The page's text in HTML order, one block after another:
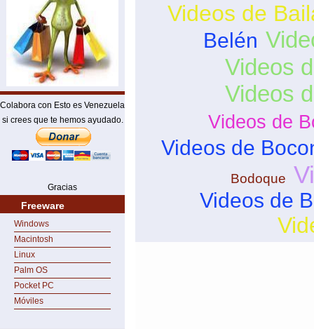
Colabora con Esto es Venezuela
si crees que te hemos ayudado.
Gracias
Freeware
Windows
Macintosh
Linux
Palm OS
Pocket PC
Móviles
Videos de
Belén
Videos
Videos
Videos de
Videos de
Bodoque
Videos de